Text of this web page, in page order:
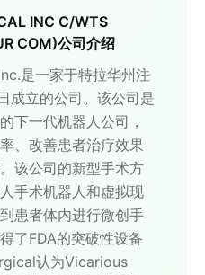
INC C/WTS
COM)公司介绍
是一家于特拉华州注
成立的公司。该公司是
下一代机器人公司，
、改善患者治疗效果
该公司的新型手术方
手术机器人和虚拟现
患者体内进行微创手
了FDA的突破性设备
认为Vicarious